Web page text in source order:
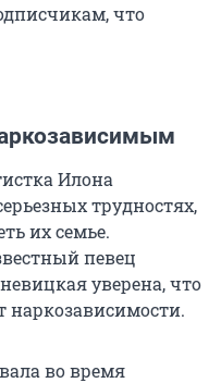
что
Илона
трудностях,
их семье.
певец
уверена, что
наркозависимости.
во время